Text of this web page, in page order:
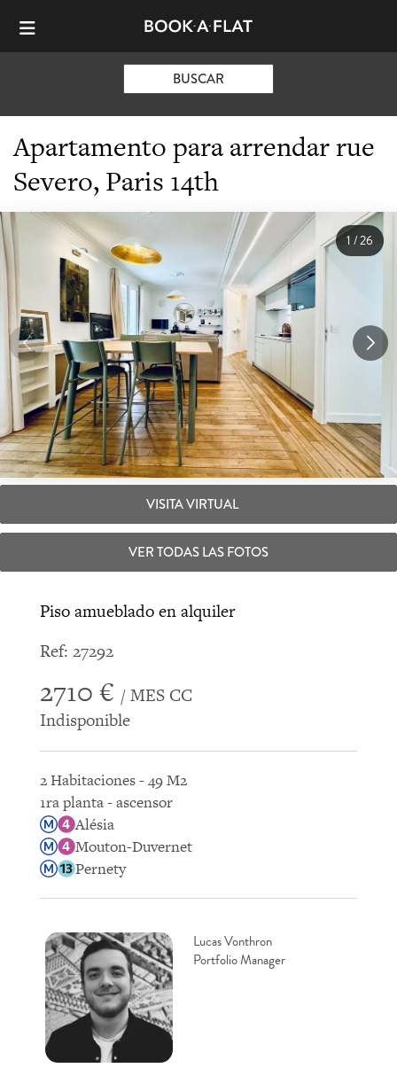
BUSCAR
Apartamento para arrendar rue
Severo, Paris 14th
1/26
VISITA VIRTUAL
VER TODAS LAS FOTOS
Piso amueblado en alquiler
Ref: 27292
2710 € / MES CC
Indisponible
2 Habitaciones - 49 M2
1ra planta - ascensor
Alésia
Mouton-Duvernet
Pernety
Lucas Vonthron
Portfolio Manager